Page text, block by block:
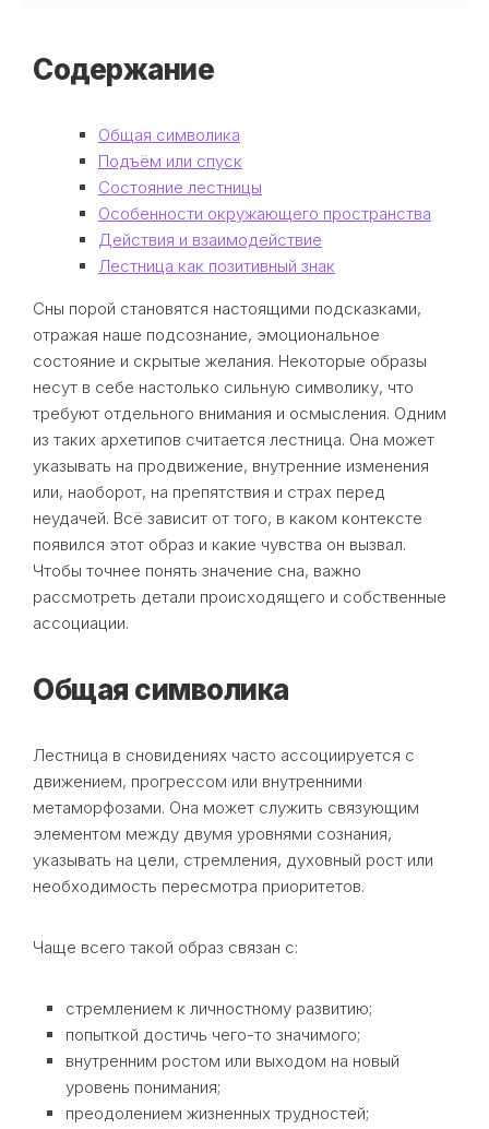
Содержание
Общая символика
Подъём или спуск
Состояние лестницы
Особенности окружающего пространства
Действия и взаимодействие
Лестница как позитивный знак
Сны порой становятся настоящими подсказками,
отражая наше подсознание, эмоциональное
состояние и скрытые желания. Некоторые образы
несут в себе настолько сильную символику, что
требуют отдельного внимания и осмысления. Одним
из таких архетипов считается лестница. Она может
указывать на продвижение, внутренние изменения
или, наоборот, на препятствия и страх перед
неудачей. Всё зависит от того, в каком контексте
появился этот образ и какие чувства он вызвал.
Чтобы точнее понять значение сна, важно
рассмотреть детали происходящего и собственные
ассоциации.
Общая символика
Лестница в сновидениях часто ассоциируется с
движением, прогрессом или внутренними
метаморфозами. Она может служить связующим
элементом между двумя уровнями сознания,
указывать на цели, стремления, духовный рост или
необходимость пересмотра приоритетов.
Чаще всего такой образ связан с:
стремлением к личностному развитию;
попыткой достичь чего-то значимого;
внутренним ростом или выходом на новый
уровень понимания;
преодолением жизненных трудностей;